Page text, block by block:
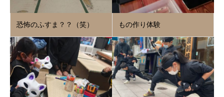
恐怖のふすま？？（笑） もの作り体験